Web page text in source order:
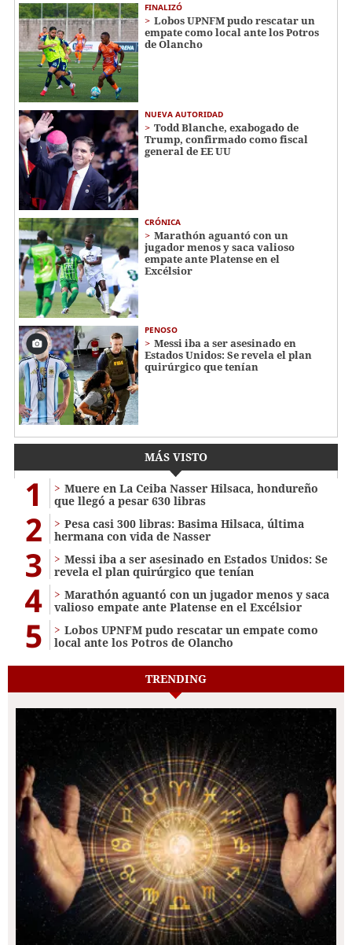
FINALIZÓ
Lobos UPNFM pudo rescatar un
empate como local ante los Potros
de Olancho
NUEVA AUTORIDAD
Todd Blanche, exabogado de
Trump, confirmado como fiscal
general de EE UU
CRÓNICA
Marathón aguantó con un
jugador menos y saca valioso
empate ante Platense en el
Excélsior
PENOSO
Messi iba a ser asesinado en
Estados Unidos: Se revela el plan
quirúrgico que tenían
MÁS VISTO
1
Muere en La Ceiba Nasser Hilsaca, hondureño
que llegó a pesar 630 libras
2
Pesa casi 300 libras: Basima Hilsaca, última
hermana con vida de Nasser
3
Messi iba a ser asesinado en Estados Unidos: Se
revela el plan quirúrgico que tenían
4
Marathón aguantó con un jugador menos y saca
valioso empate ante Platense en el Excélsior
5
Lobos UPNFM pudo rescatar un empate como
local ante los Potros de Olancho
TRENDING